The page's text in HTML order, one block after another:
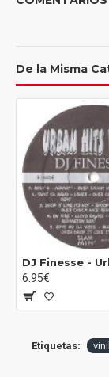
B3 –Sam Quinn
De la Misma
6.95€
Etiquetas: